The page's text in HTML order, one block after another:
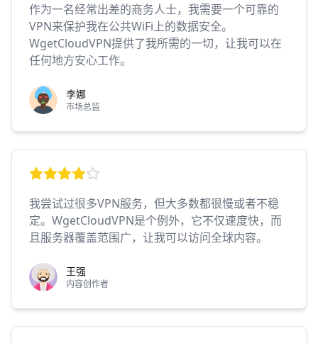
作为一名经常出差的商务人士，我需要一个可靠的
VPN来保护我在公共WiFi上的数据安全。
WgetCloudVPN提供了我所需的一切，让我可以在
任何地方安心工作。
李娜
市场总监
我尝试过很多VPN服务，但大多数都很慢或者不稳
定。WgetCloudVPN是个例外，它不仅速度快，而
且服务器覆盖范围广，让我可以访问全球内容。
王强
内容创作者